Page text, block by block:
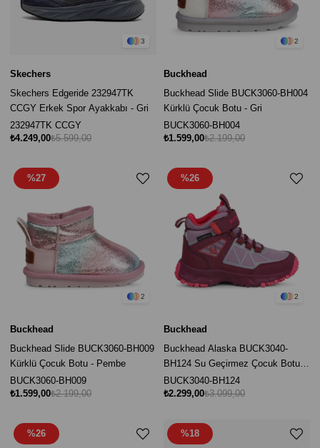
3
Skechers
Skechers Edgeride 232947TK
CCGY Erkek Spor Ayakkabı - Gri
232947TK CCGY
₺4.249,00₺5.599,00
2
Buckhead
Buckhead Slide BUCK3060-BH004
Kürklü Çocuk Botu - Gri
BUCK3060-BH004
₺1.599,00₺2.199,00
2
Buckhead
Buckhead Slide BUCK3060-BH009
Kürklü Çocuk Botu - Pembe
BUCK3060-BH009
₺1.599,00₺2.199,00
%27
2
Buckhead
Buckhead Alaska BUCK3040-
BH124 Su Geçirmez Çocuk Botu -
Bordo
BUCK3040-BH124
₺2.299,00₺3.099,00
%26
%26 %18